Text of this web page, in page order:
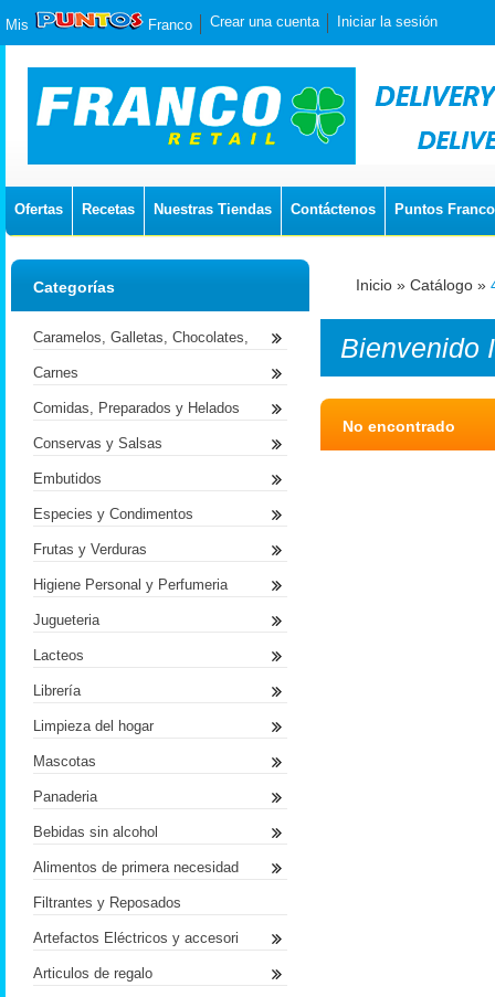
Mis Franco Crear una cuenta Iniciar la sesión
Ofertas Recetas Nuestras Tiendas Contáctenos Puntos Franco
Inicio » Catálogo »
Bienvenido
No encontrado
Categorías
Caramelos, Galletas, Chocolates,
Carnes
Comidas, Preparados y Helados
Conservas y Salsas
Embutidos
Especies y Condimentos
Frutas y Verduras
Higiene Personal y Perfumeria
Jugueteria
Lacteos
Librería
Limpieza del hogar
Mascotas
Panaderia
Bebidas sin alcohol
Alimentos de primera necesidad
Filtrantes y Reposados
Artefactos Eléctricos y accesori
Articulos de regalo